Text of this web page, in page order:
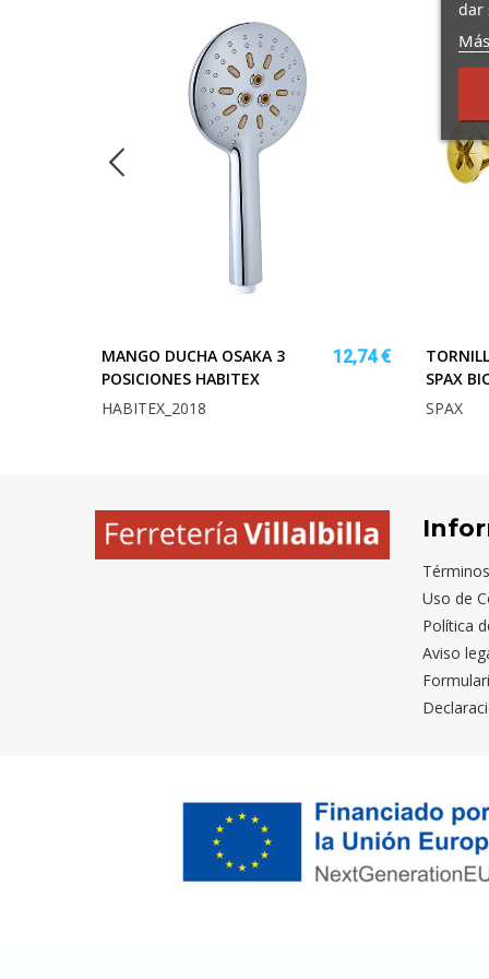
MANGO DUCHA OSAKA 3
POSICIONES HABITEX
12,74 €
HABITEX_2018
SPAX
SPAX
Uso de
Política
Aviso
dar